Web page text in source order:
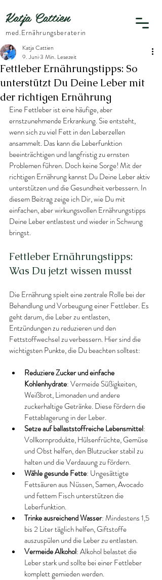
Katja Cattien
​med.Ernährungsberaterin
Fettleber Ernährungstipps: So
unterstützt Du Deine Leber mit
der richtigen Ernährung
Katja Cattien
9. Juni3 Min. Lesezeit
Eine Fettleber ist eine häufige, aber
ernstzunehmende Erkrankung. Sie entsteht,
wenn sich zu viel Fett in den Leberzellen
ansammelt. Das kann die Leberfunktion
beeinträchtigen und langfristig zu ernsten
Problemen führen. Doch keine Sorge! Mit der
richtigen Ernährung kannst Du Deine Leber aktiv
unterstützen und die Gesundheit verbessern. In
diesem Beitrag zeige ich Dir, wie Du mit
einfachen, aber wirkungsvollen Ernährungstipps
Deine Leber entlastest und wieder in Schwung
bringst.
Fettleber Ernährungstipps:
Was Du jetzt wissen musst
Die Ernährung spielt eine zentrale Rolle bei der
Behandlung und Vorbeugung einer Fettleber. Es
geht darum, die Leber zu entlasten,
Entzündungen zu reduzieren und den
Fettstoffwechsel zu verbessern. Hier sind die
wichtigsten Punkte, die Du beachten solltest:
Reduziere Zucker und einfache
Kohlenhydrate: Vermeide Süßigkeiten,
Weißbrot, Limonaden und andere
zuckerhaltige Getränke. Diese fördern die
Fettablagerung in der Leber.
Setze auf ballaststoffreiche Lebensmittel:
Vollkornprodukte, Hülsenfrüchte, Gemüse
und Obst helfen, den Blutzucker stabil zu
halten und die Verdauung zu fördern.
Wähle gesunde Fette: Ungesättigte
Fettsäuren aus Nüssen, Samen, Avocado
und fettem Fisch unterstützen die
Leberfunktion.
Trinke ausreichend Wasser: Mindestens 1,5
bis 2 Liter täglich helfen, Giftstoffe
auszuspülen und die Leber zu entlasten.
Vermeide Alkohol: Alkohol belastet die
Leber stark und sollte bei einer Fettleber
komplett gemieden werden.